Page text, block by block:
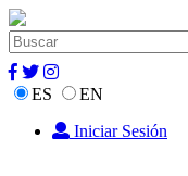
ES
EN
Iniciar Sesión